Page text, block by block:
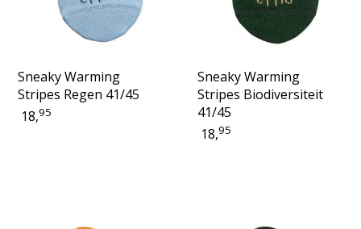
Sneaky Warming
Stripes Regen 41/45
18,95
Sneaky Warming
Stripes Biodiversiteit
41/45
18,95